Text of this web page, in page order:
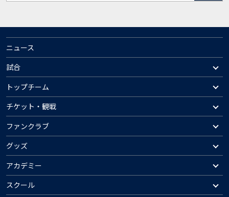
ニュース
試合
トップチーム
チケット・観戦
ファンクラブ
グッズ
アカデミー
スクール